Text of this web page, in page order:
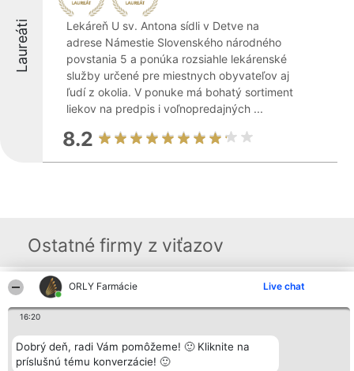
ORLY Farmácie Live chat
16:20
Dobrý deň, radi Vám pomôžeme! 🙂 Kliknite na
príslušnú tému konverzácie! 🙂
Laureáti
Lekáreň U sv. Antona sídli v Detve na
adrese Námestie Slovenského národného
povstania 5 a ponúka rozsiahle lekárenské
služby určené pre miestnych obyvateľov aj
ľudí z okolia. V ponuke má bohatý sortiment
liekov na predpis i voľnopredajných ...
8.2
Ostatné firmy z viťazov
Organizátor hodnotenia
Bright Side Solutions sp. z o.
o. sp. k.
Wrocław 50-079
KRS 0000749100 | Regon
381313360 | NIP 8943132676
Laureáti
Laureatów
Podmienky
Obchodné
Kontakt